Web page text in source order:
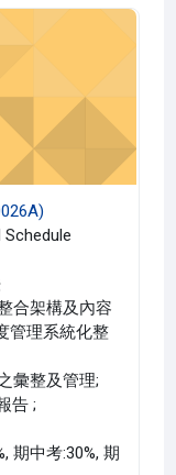
合架構及內容
管理系統化整
彙整及管理;
告 ;
期中考:30%, 期